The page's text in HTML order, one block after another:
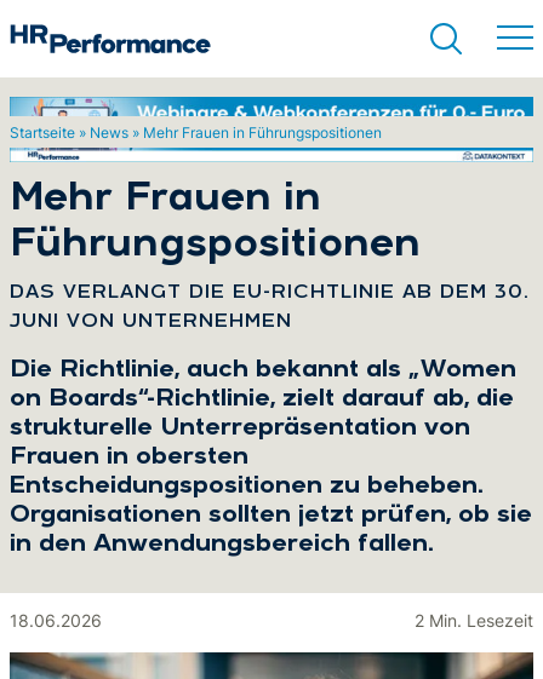
Startseite » News » Mehr Frauen in Führungspositionen
Mehr Frauen in
Führungspositionen
DAS VERLANGT DIE EU-RICHTLINIE AB DEM 30.
JUNI VON UNTERNEHMEN
Die Richtlinie, auch bekannt als „Women
on Boards“-Richtlinie, zielt darauf ab, die
strukturelle Unterrepräsentation von
Frauen in obersten
Entscheidungspositionen zu beheben.
Organisationen sollten jetzt prüfen, ob sie
in den Anwendungsbereich fallen.
18.06.2026 2 Min. Lesezeit